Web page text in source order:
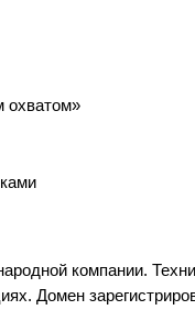
охватом»
компании.
Домен